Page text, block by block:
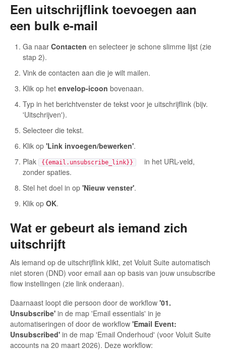
Een uitschrijflink toevoegen aan
een bulk e-mail
Ga naar Contacten en selecteer je schone slimme lijst (zie
stap 2).
Vink de contacten aan die je wilt mailen.
Klik op het envelop-icoon bovenaan.
Typ in het berichtvenster de tekst voor je uitschrijflink (bijv.
'Uitschrijven').
Selecteer die tekst.
Klik op 'Link invoegen/bewerken'.
Plak
{{email.unsubscribe_link}}
in het URL-veld,
zonder spaties.
Stel het doel in op 'Nieuw venster'.
Klik op OK.
Wat er gebeurt als iemand zich
uitschrijft
Als iemand op de uitschrijflink klikt, zet Voluit Suite automatisch
niet storen (DND) voor email aan op basis van jouw unsubscribe
flow instellingen (zie link onderaan).
Daarnaast loopt die persoon door de workflow '01.
Unsubscribe' in de map 'Email essentials' in je
automatiseringen of door de workflow 'Email Event:
Unsubscribed' in de map 'Email Onderhoud' (voor Voluit Suite
accounts na 20 maart 2026). Deze workflow: